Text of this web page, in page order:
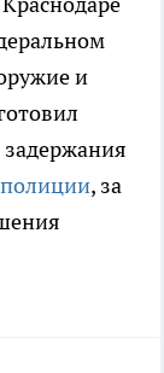
и
полиции, за